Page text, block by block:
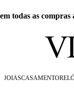
JOIASCASAMENTO